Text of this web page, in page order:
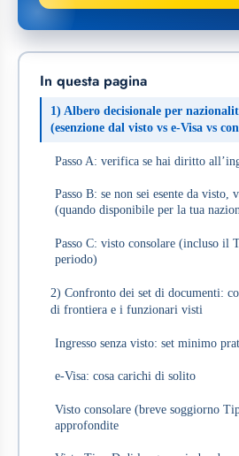
In questa pagina
1) Albero decisionale per
(esenzione dal visto vs e‑Visa vs
Passo A: verifica se hai diritto
Passo B: se non sei esente da visto,
(quando disponibile per la tua
Passo C: visto consolare (incluso il
periodo)
2) Confronto dei set di documenti:
di frontiera e i funzionari visti
Ingresso senza visto: set minimo
e‑Visa: cosa carichi di solito
Visto consolare (breve soggiorno
approfondite